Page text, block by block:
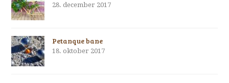
28. december 2017
Petanque bane
18. oktober 2017